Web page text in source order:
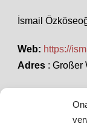
İsmail
Web: https://
Adres : Großer
SON